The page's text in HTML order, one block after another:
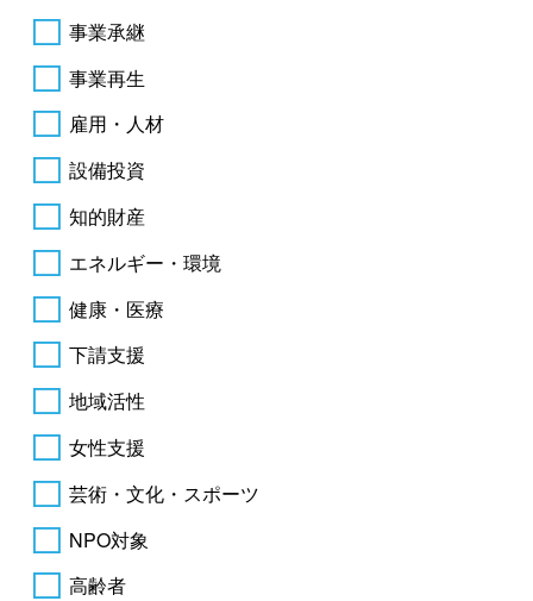
事業承継
事業再生
雇用・人材
設備投資
知的財産
エネルギー・環境
健康・医療
下請支援
地域活性
女性支援
芸術・文化・スポーツ
NPO対象
高齢者